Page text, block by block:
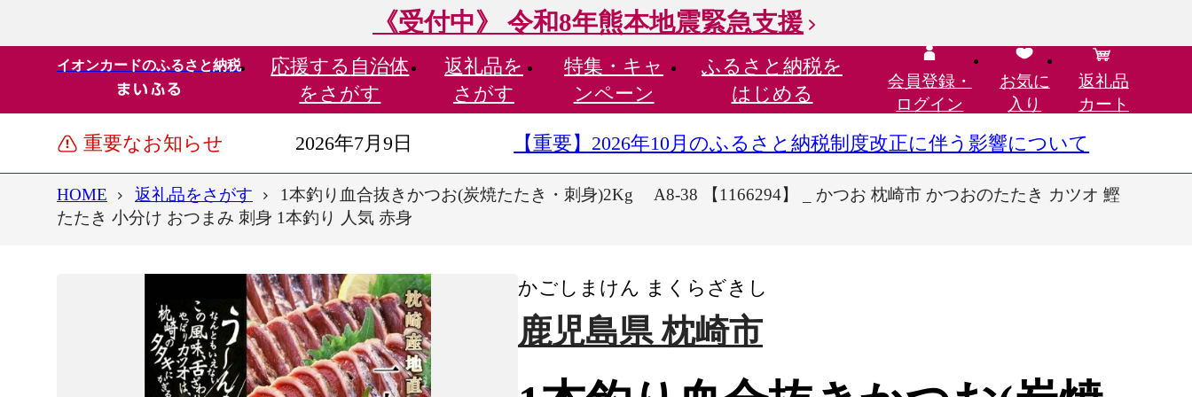
《受付中》 令和8年熊本地震緊急支援
イオンカードのふるさと納税 応援する 自治体
をさがす
返礼品を
さがす
特集・ キャ
ンペーン
ふるさと納税を
はじめる
会員登録・
ログイン
お気に
入り
返礼品
カート
重要なお知らせ 2026年7月9日 【重要】2026年10月のふるさと納税制度改正に伴う影響について
HOME 返礼品をさがす
1本釣り血合抜きかつお(炭焼たたき・刺身)2Kg A8-38 【1166294】 _ かつお 枕崎市 かつおのたたき カツオ 鰹
たたき 小分け おつまみ 刺身 1本釣り 人気 赤身
かごしまけん まくらざきし
鹿児島県 枕崎市